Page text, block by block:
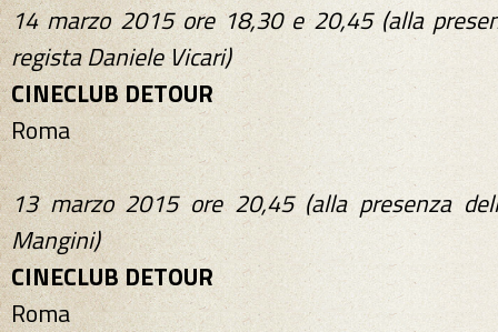
14 marzo 2015 ore 18,30 e 20,45 (alla
regista Daniele Vicari)
CINECLUB DETOUR
Roma
13 marzo 2015 ore 20,45 (alla presenza
Mangini)
CINECLUB DETOUR
Roma